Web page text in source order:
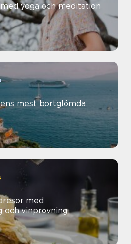
yoga och meditation
mest bortglömda
med
och vinprovning